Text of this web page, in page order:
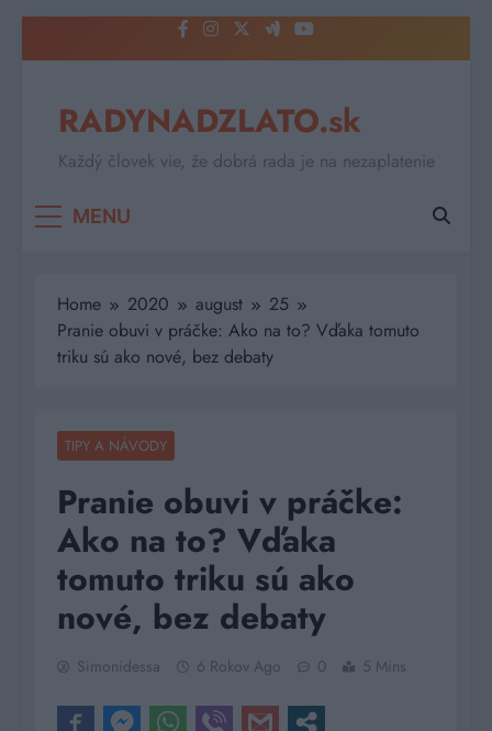
to
RADYNADZLATO.sk
Každý človek vie, že dobrá rada je na nezaplatenie
MENU
Home 2020 august
25
Pranie obuvi v práčke: Ako na to? Vďaka tomuto
triku sú ako nové, bez debaty
TIPY A NÁVODY
Pranie obuvi v práčke:
Ako na to? Vďaka
tomuto triku sú ako
nové, bez debaty
Simonidessa 6 Rokov Ago 0 5 Mins